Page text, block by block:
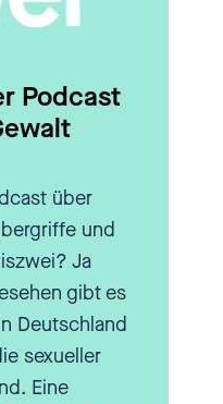
Kinder
und was
Berthold
Podcast
über
und
Ja
gibt es
Deutschland
sexueller
Eine